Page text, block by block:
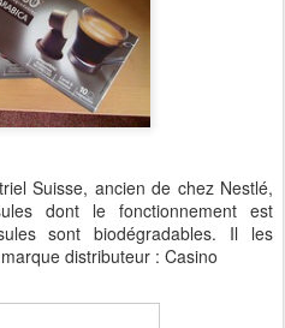
Suisse, ancien de chez Nestlé,
dont le fonctionnement est
sont biodégradables. Il les
distributeur : Casino